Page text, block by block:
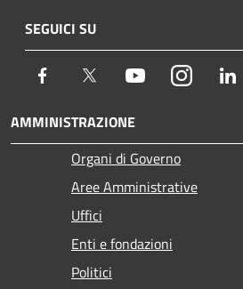
SEGUICI SU
Facebook Twitter YoutubeInstagram
AMMINISTRAZIONE
Organi di Governo
Aree Amministrative
Uffici
Enti e fondazioni
Politici